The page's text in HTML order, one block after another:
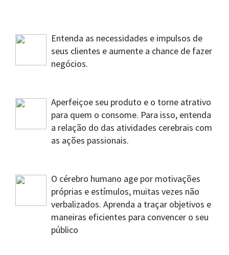
Entenda as necessidades e impulsos de
seus clientes e aumente a chance de fazer
negócios.
Aperfeiçoe seu produto e o torne atrativo
para quem o consome. Para isso, entenda
a relação do das atividades cerebrais com
as ações passionais.
O cérebro humano age por motivações
próprias e estímulos, muitas vezes não
verbalizados. Aprenda a traçar objetivos e
maneiras eficientes para convencer o seu
público